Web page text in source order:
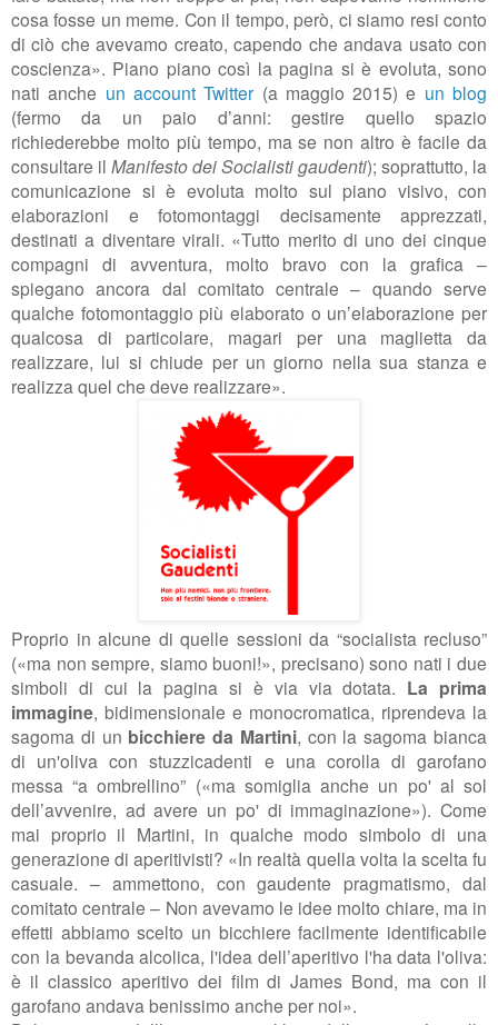
cosa fosse un meme. Con il tempo, però, ci siamo resi conto
di ciò che avevamo creato, capendo che andava usato con
coscienza». Piano piano così la pagina si è evoluta, sono
nati anche un account Twitter (a maggio 2015) e un blog
(fermo da un paio d’anni: gestire quello spazio
richiederebbe molto più tempo, ma se non altro è facile da
consultare il Manifesto dei Socialisti gaudenti); soprattutto, la
comunicazione si è evoluta molto sul piano visivo, con
elaborazioni e fotomontaggi decisamente apprezzati,
destinati a diventare virali. «Tutto merito di uno dei cinque
compagni di avventura, molto bravo con la grafica –
spiegano ancora dal comitato centrale – quando serve
qualche fotomontaggio più elaborato o un’elaborazione per
qualcosa di particolare, magari per una maglietta da
realizzare, lui si chiude per un giorno nella sua stanza e
realizza quel che deve realizzare».
Proprio in alcune di quelle sessioni da “socialista recluso”
(«ma non sempre, siamo buoni!», precisano) sono nati i due
simboli di cui la pagina si è via via dotata. La prima
immagine, bidimensionale e monocromatica, riprendeva la
sagoma di un bicchiere da Martini, con la sagoma bianca
di un'oliva con stuzzicadenti e una corolla di garofano
messa “a ombrellino” («ma somiglia anche un po' al sol
dell’avvenire, ad avere un po' di immaginazione»). Come
mai proprio il Martini, in qualche modo simbolo di una
generazione di aperitivisti? «In realtà quella volta la scelta fu
casuale. – ammettono, con gaudente pragmatismo, dal
comitato centrale – Non avevamo le idee molto chiare, ma in
effetti abbiamo scelto un bicchiere facilmente identificabile
con la bevanda alcolica, l'idea dell’aperitivo l'ha data l'oliva:
è il classico aperitivo dei film di James Bond, ma con il
garofano andava benissimo anche per noi».